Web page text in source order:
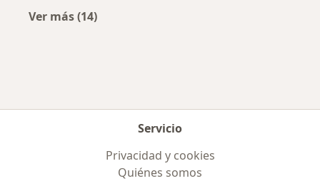
Ver más (14)
Servicio
Privacidad y cookies
Quiénes somos